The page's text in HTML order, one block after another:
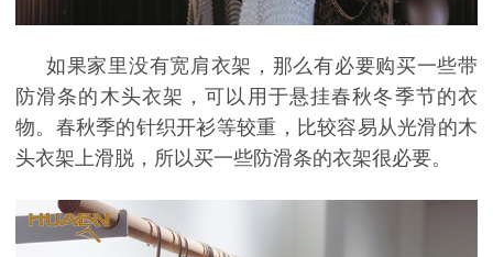
如果家里没有宽肩衣架，那么有必要购买一些带
防滑条的木头衣架，可以用于悬挂春秋冬季节的衣
物。春秋季的针织开衫等较重，比较容易从光滑的木
头衣架上滑脱，所以买一些防滑条的衣架很必要。